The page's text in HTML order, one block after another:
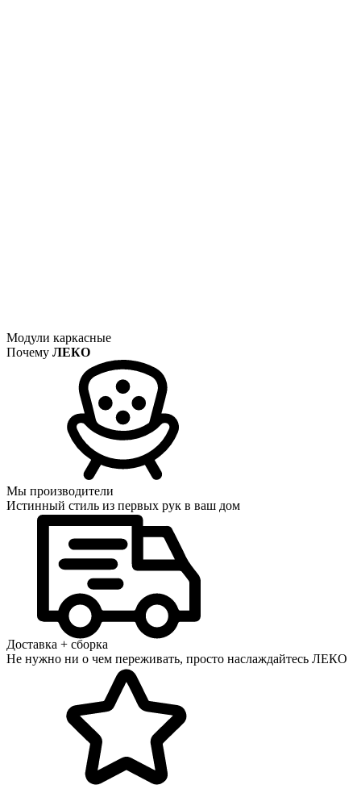
Модули каркасные
Почему ЛЕКО
Мы производители
Истинный стиль из первых рук в ваш дом
Доставка + сборка
Не нужно ни о чем переживать, просто наслаждайтесь ЛЕКО